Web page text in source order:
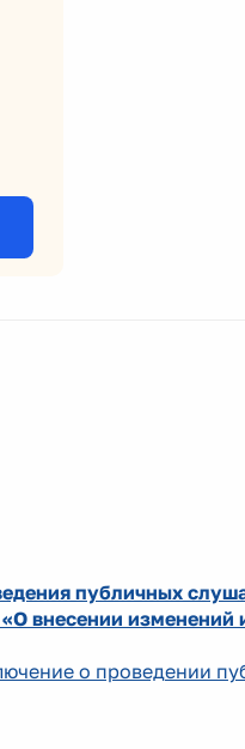
публичных
внесении изменений
о проведении